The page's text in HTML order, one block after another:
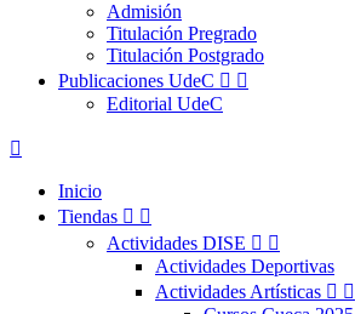
Admisión
Titulación Pregrado
Titulación Postgrado
Publicaciones UdeC  
Editorial UdeC

Inicio
Tiendas  
Actividades DISE  
Actividades Deportivas
Actividades Artísticas  